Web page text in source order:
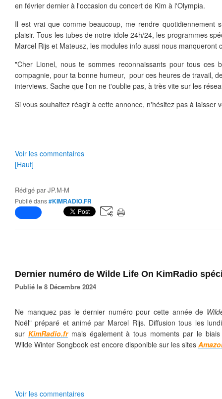
en février dernier à l'occasion du concert de Kim à l'Olympia.
Il est vrai que comme beaucoup, me rendre quotidiennement
plaisir. Tous les tubes de notre idole 24h/24, les programmes
Marcel Rijs et Mateusz, les modules info aussi nous manqueront
"Cher Lionel, nous te sommes reconnaissants pour tous ces
compagnie, pour ta bonne humeur, pour ces heures de travail,
interviews. Sache que l'on ne t'oublie pas, à très vite sur les
Si vous souhaitez réagir à cette annonce, n'hésitez pas à laisser
Voir les commentaires
[Haut]
Rédigé parJP.M-M
Publié dans#KIMRADIO.FR
Dernier numéro de Wilde Life On KimRadio
Publié le 8 Décembre 2024
Ne manquez pas le dernier numéro pour cette année de
Noël" préparé et animé par Marcel Rijs. Diffusion tous les
sur KimRadio.frmais également à tous moments par le
Wilde Winter Songbook est encore disponible sur les sites
Voir les commentaires